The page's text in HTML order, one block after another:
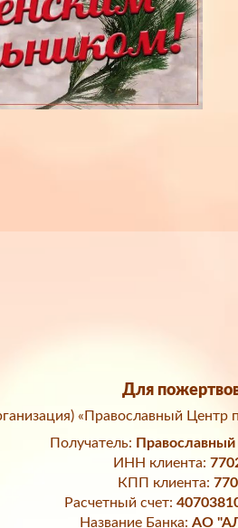
Для
«Православный Центр
Получатель:
ИНН клиента:
КПП клиента:
Расчетный счет:
Название Банка: АО